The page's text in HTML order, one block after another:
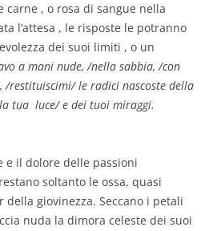
carne , o rosa di sangue nella
l’attesa , le risposte le potranno
dei suoi limiti , o un
a mani nude, /nella sabbia, /con
restituiscimi/ le radici nascoste della
tua luce/ e dei tuoi miraggi.
e il dolore delle passioni
soltanto le ossa, quasi
giovinezza. Seccano i petali
nuda la dimora celeste dei suoi